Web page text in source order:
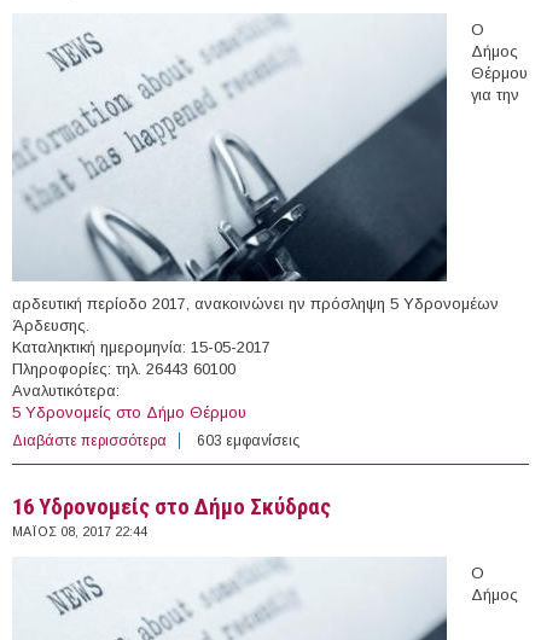
Ο
Δήμος
Θέρμου
για την
αρδευτική περίοδο 2017, ανακοινώνει ην πρόσληψη 5 Υδρονομέων
Άρδευσης.
Καταληκτική ημερομηνία: 15-05-2017
Πληροφορίες: τηλ. 26443 60100
Αναλυτικότερα:
5 Yδρονομείς στο Δήμο Θέρμου
Διαβάστε περισσότερα για 5 Yδρονομείς στο Δήμο Θέρμου
603 εμφανίσεις
16 Yδρονομείς στο Δήμο Σκύδρας
ΜΆΙΟΣ 08, 2017 22:44
Ο
Δήμος